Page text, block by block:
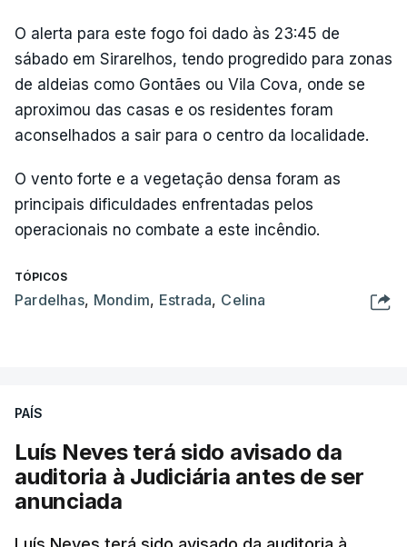
O alerta para este fogo foi dado às 23:45 de
sábado em Sirarelhos, tendo progredido para zonas
de aldeias como Gontães ou Vila Cova, onde se
aproximou das casas e os residentes foram
aconselhados a sair para o centro da localidade.
O vento forte e a vegetação densa foram as
principais dificuldades enfrentadas pelos
operacionais no combate a este incêndio.
TÓPICOS
Pardelhas, Mondim, Estrada, Celina
PAÍS
Luís Neves terá sido avisado da
auditoria à Judiciária antes de ser
anunciada